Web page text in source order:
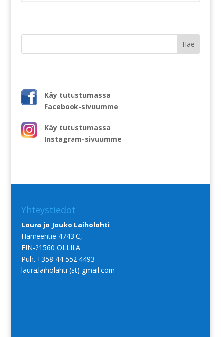
Käy tutustumassa
Facebook-sivuumme
Käy tutustumassa
Instagram-sivuumme
Yhteystiedot
Laura ja Jouko Laiholahti
Hämeentie 4743 C,
FIN-21560 OLLILA
Puh. +358 44 552 4493
laura.laiholahti (at) gmail.com